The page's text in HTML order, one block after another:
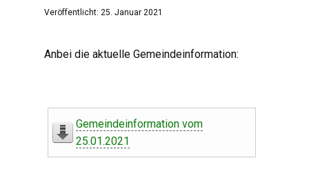
Veröffentlicht: 25. Januar 2021
Anbei die aktuelle Gemeindeinformation:
Gemeindeinformation vom
25.01.2021